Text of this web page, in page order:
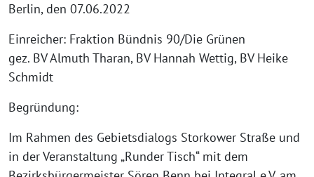
Berlin, den 07.06.2022
Einreicher: Fraktion Bündnis 90/Die Grünen
gez. BV Almuth Tharan, BV Hannah Wettig, BV Heike
Schmidt
Begründung:
Im Rahmen des Gebietsdialogs Storkower Straße und
in der Veranstaltung „Runder Tisch“ mit dem